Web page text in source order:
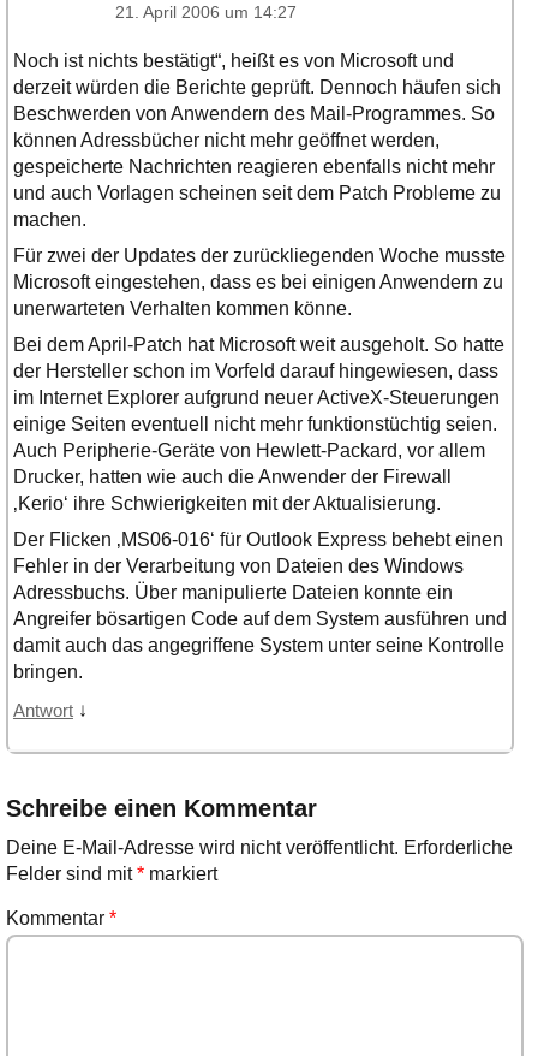
21. April 2006 um 14:27
Noch ist nichts bestätigt“, heißt es von Microsoft und
derzeit würden die Berichte geprüft. Dennoch häufen sich
Beschwerden von Anwendern des Mail-Programmes. So
können Adressbücher nicht mehr geöffnet werden,
gespeicherte Nachrichten reagieren ebenfalls nicht mehr
und auch Vorlagen scheinen seit dem Patch Probleme zu
machen.
Für zwei der Updates der zurückliegenden Woche musste
Microsoft eingestehen, dass es bei einigen Anwendern zu
unerwarteten Verhalten kommen könne.
Bei dem April-Patch hat Microsoft weit ausgeholt. So hatte
der Hersteller schon im Vorfeld darauf hingewiesen, dass
im Internet Explorer aufgrund neuer ActiveX-Steuerungen
einige Seiten eventuell nicht mehr funktionstüchtig seien.
Auch Peripherie-Geräte von Hewlett-Packard, vor allem
Drucker, hatten wie auch die Anwender der Firewall
‚Kerio‘ ihre Schwierigkeiten mit der Aktualisierung.
Der Flicken ‚MS06-016‘ für Outlook Express behebt einen
Fehler in der Verarbeitung von Dateien des Windows
Adressbuchs. Über manipulierte Dateien konnte ein
Angreifer bösartigen Code auf dem System ausführen und
damit auch das angegriffene System unter seine Kontrolle
bringen.
Antwort ↓
Schreibe einen Kommentar
Deine E-Mail-Adresse wird nicht veröffentlicht. Erforderliche
Felder sind mit*markiert
Kommentar *